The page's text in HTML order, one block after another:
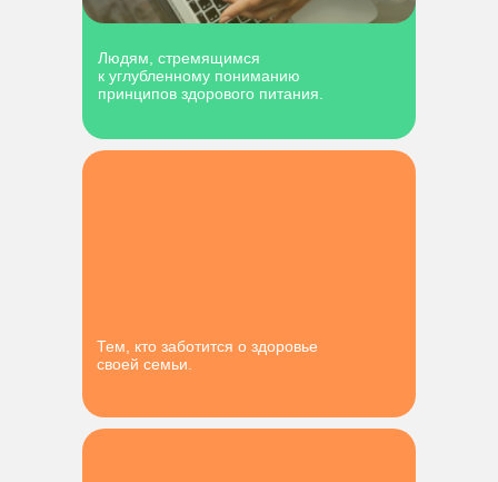
Людям, стремящимся
к углубленному пониманию
принципов здорового питания.
Тем, кто заботится о здоровье
своей семьи.